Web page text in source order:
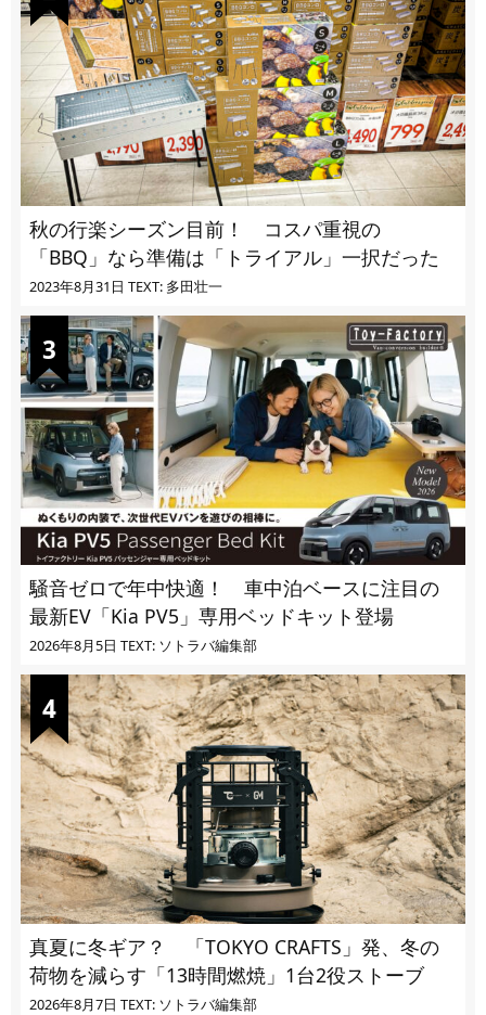
秋の行楽シーズン目前！ コスパ重視の
「BBQ」なら準備は「トライアル」一択だった
2023年8月31日 TEXT: 多田壮一
騒音ゼロで年中快適！ 車中泊ベースに注目の
最新EV「Kia PV5」専用ベッドキット登場
2026年8月5日 TEXT: ソトラバ編集部
真夏に冬ギア？ 「TOKYO CRAFTS」発、冬の
荷物を減らす「13時間燃焼」1台2役ストーブ
2026年8月7日 TEXT: ソトラバ編集部